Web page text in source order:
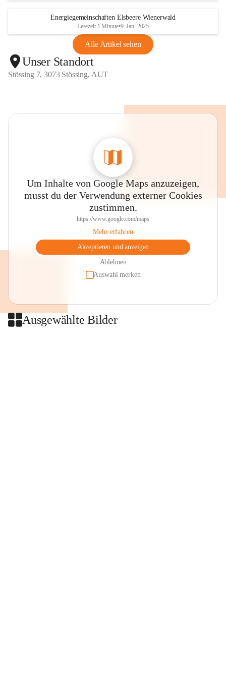
Energiegemeinschaften Elsbeere Wienerwald
Lesezeit 1 Minute•9. Jan. 2025
Alle Artikel sehen
Unser Standort
Stössing 7, 3073 Stössing, AUT
Um Inhalte von Google Maps anzuzeigen,
musst du der Verwendung externer Cookies
zustimmen.
https://www.google.com/maps
Mehr erfahren
Akzeptieren und anzeigen
Ablehnen
Auswahl merken
Ausgewählte Bilder